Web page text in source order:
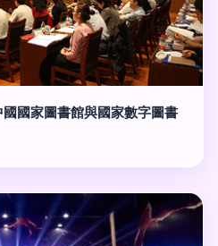
國家圖書館與國家數字圖書